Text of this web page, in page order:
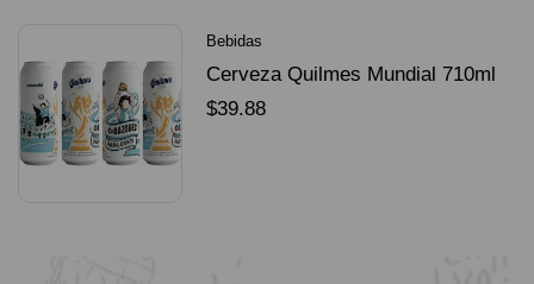
Bebidas
Cerveza Quilmes Mundial 710ml
packX4
$39.88